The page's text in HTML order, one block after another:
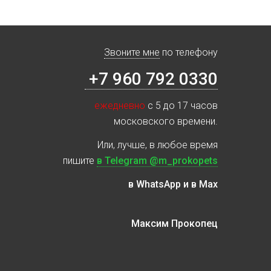
Звоните мне по телефону
+7 960 792 0330
ежедневно с 5 до 17 часов
московского времени.
Или, лучше, в любое время
пишите в Telegram @m_prokopets
в WhatsApp и в Max
Максим Прокопец